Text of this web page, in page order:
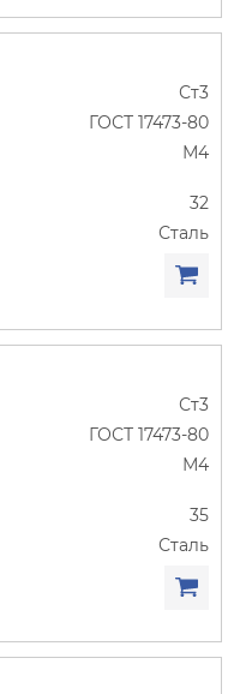
Ст3
ГОСТ 17473-80
М4
32
Сталь
Ст3
ГОСТ 17473-80
М4
35
Сталь